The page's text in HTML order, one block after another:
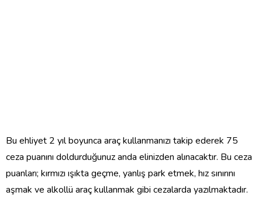
Bu ehliyet 2 yıl boyunca araç kullanmanızı takip ederek 75
ceza puanını doldurduğunuz anda elinizden alınacaktır. Bu ceza
puanları; kırmızı ışıkta geçme, yanlış park etmek, hız sınırını
aşmak ve alkollü araç kullanmak gibi cezalarda yazılmaktadır.